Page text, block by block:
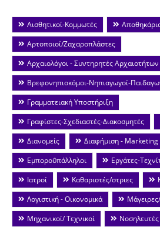
Αισθητικοί-Κομμωτές
Αρτοποιοί/Ζαχαροπλάστες
Αρχαιολόγοι - Συντηρητές Αρχαιοτήτων
Βρεφονηπιοκόμοι-Νηπιαγωγοί-
Γραμματειακή Υποστήριξη
Γραφίστες-Σχεδιαστές-Διακοσμητές
Διανομείς
Διαφήμιση - Marketing
Εμποροΰπάλληλοι
Εργάτες-
Ιατροί
Καθαριστές/στριες
Λογιστική - Οικονομικά
Μηχανικοί/ Τεχνικοί
Νοσηλευτές